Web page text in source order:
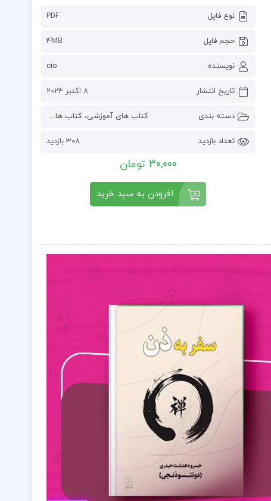
نوع فایل PDF
حجم فایل 4MB
نویسنده cio
تاریخ انتشار 8 اکتبر 2024
دسته بندی کتاب های آموزشی،کتاب های رمان
تعداد بازدید 308 بازدید
30,000 تومان
افزودن به سبد خرید